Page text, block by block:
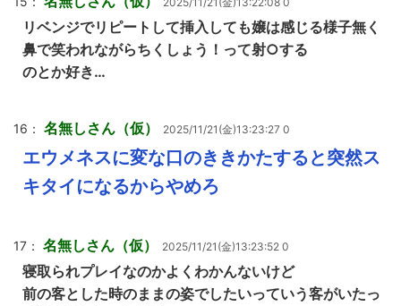
リベンジでリピートして挿入しても嬢は感じる様子無く
鼻で笑われながらちくしょう！って射○する
のとか好き…
16： 名無しさん（仮） 2025/11/21(金)13:23:27 0
エウメネスに変な口のききかたすると突然ス
キタイになるからやめろ
17： 名無しさん（仮） 2025/11/21(金)13:23:52 0
寝取られプレイなのかよくわかんないけど
前の客とした時のままの姿でしたいっていう客がいたっ